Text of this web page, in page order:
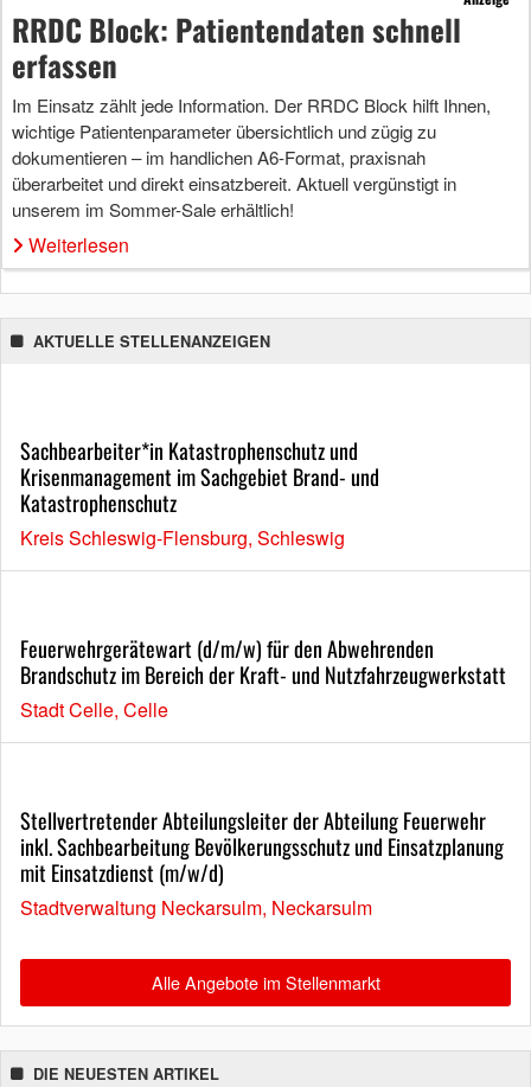
RRDC Block: Patientendaten schnell
erfassen
Im Einsatz zählt jede Information. Der RRDC Block hilft Ihnen,
wichtige Patientenparameter übersichtlich und zügig zu
dokumentieren – im handlichen A6-Format, praxisnah
überarbeitet und direkt einsatzbereit. Aktuell vergünstigt in
unserem im Sommer-Sale erhältlich!
Weiterlesen
AKTUELLE STELLENANZEIGEN
Sachbearbeiter*in Katastrophenschutz und
Krisenmanagement im Sachgebiet Brand- und
Katastrophenschutz
Kreis Schleswig-Flensburg, Schleswig
Feuerwehrgerätewart (d/m/w) für den Abwehrenden
Brandschutz im Bereich der Kraft- und Nutzfahrzeugwerkstatt
Stadt Celle, Celle
Stellvertretender Abteilungsleiter der Abteilung Feuerwehr
inkl. Sachbearbeitung Bevölkerungsschutz und Einsatzplanung
mit Einsatzdienst (m/w/d)
Stadtverwaltung Neckarsulm, Neckarsulm
Alle Angebote im Stellenmarkt
DIE NEUESTEN ARTIKEL